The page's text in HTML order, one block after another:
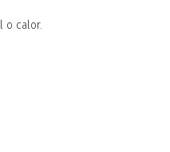
o calor.